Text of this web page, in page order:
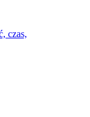
czas,